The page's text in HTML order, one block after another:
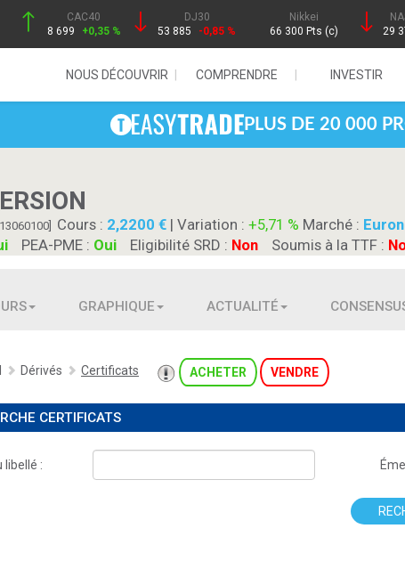
CAC40
8 699
+0,35 %
DJ30
53 885
-0,85 %
Nikkei
66 300 Pts (c)
29
NOUS DÉCOUVRIR COMPRENDRE INVESTIR
PLUS DE 20 000
Cours : 2,2200 | Variation : +5,71 % Marché :
PEA-PME : Oui Eligibilité SRD : Non Soumis à la TTF :
GRAPHIQUE ACTUALITÉ
Dérivés Certificats ACHETER VENDRE
CERTIFICATS
libellé :